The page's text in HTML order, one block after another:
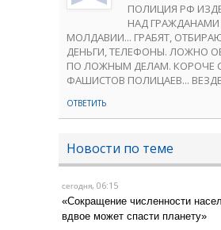
ПОЛИЦИЯ РФ
НАД ГРАЖДАНАМИ
МОЛДАВИИ... ГРАБЯТ,
ДЕНЬГИ, ТЕЛЕФОНЫ. ЛОЖНО
ПО ЛОЖНЫМ ДЕЛАМ. КОРОЧЕ
ФАШИСТОВ ПОЛИЦАЕВ... ВЕЗДЕ
ОТВЕТИТЬ
Новости по теме
сегодня, 06:15
«Сокращение численности
вдвое может спасти планету»